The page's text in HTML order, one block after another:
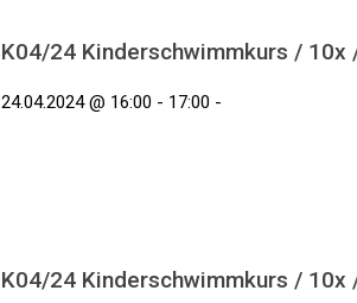
K04/24 Kinderschwimmkurs / 10x
24.04.2024 @ 16:00 - 17:00 -
K04/24 Kinderschwimmkurs / 10x